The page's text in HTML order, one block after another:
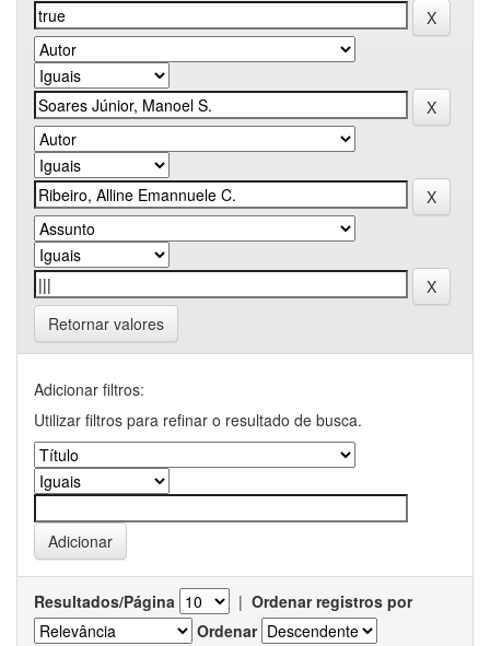
Retornar valores
Adicionar filtros:
Utilizar filtros para refinar o resultado de busca.
Resultados/Página | Ordenar registros por
Ordenar